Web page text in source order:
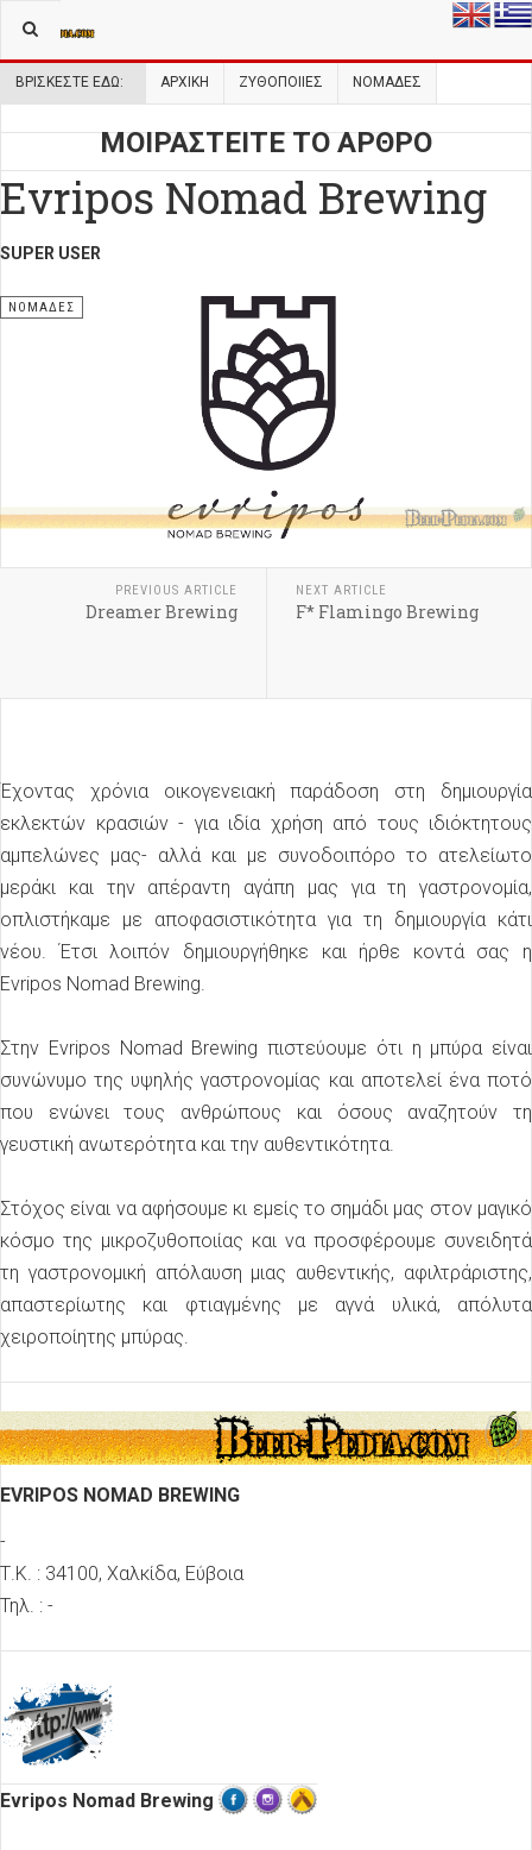
ΒΡΊΣΚΕΣΤΕ ΕΔΏ: ΑΡΧΙΚΉ ΖΥΘΟΠΟΙΙΕΣ ΝΟΜΑΔΕΣ
ΜΟΙΡΑΣΤΕΙΤΕ ΤΟ ΑΡΘΡΟ
Evripos Nomad Brewing
SUPER USER
ΝΟΜΆΔΕΣ
PREVIOUS ARTICLE
Dreamer Brewing
NEXT ARTICLE
F* Flamingo Brewing
Έχοντας χρόνια οικογενειακή παράδοση στη δημιουργία
εκλεκτών κρασιών - για ιδία χρήση από τους ιδιόκτητους
αμπελώνες μας- αλλά και με συνοδοιπόρο το ατελείωτο
μεράκι και την απέραντη αγάπη μας για τη γαστρονομία,
οπλιστήκαμε με αποφασιστικότητα για τη δημιουργία κάτι
νέου. Έτσι λοιπόν δημιουργήθηκε και ήρθε κοντά σας η
Evripos Nomad Brewing.
Στην Evripos Nomad Brewing πιστεύουμε ότι η μπύρα είναι
συνώνυμο της υψηλής γαστρονομίας και αποτελεί ένα ποτό
που ενώνει τους ανθρώπους και όσους αναζητούν τη
γευστική ανωτερότητα και την αυθεντικότητα.
Στόχος είναι να αφήσουμε κι εμείς το σημάδι μας στον μαγικό
κόσμο της μικροζυθοποιίας και να προσφέρουμε συνειδητά
τη γαστρονομική απόλαυση μιας αυθεντικής, αφιλτράριστης,
απαστερίωτης και φτιαγμένης με αγνά υλικά, απόλυτα
χειροποίητης μπύρας.
EVRIPOS NOMAD BREWING
-
Τ.Κ. : 34100, Χαλκίδα, Εύβοια
Τηλ. : -
Evripos Nomad Brewing